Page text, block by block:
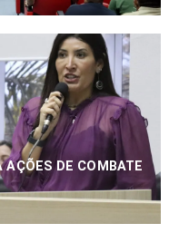
DE COMBATE